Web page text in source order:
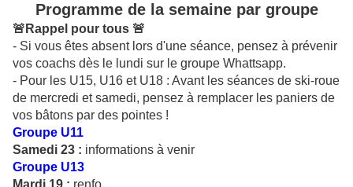
Programme de la semaine par groupe
🚨Rappel pour tous 🚨
- Si vous êtes absent lors d'une séance, pensez à prévenir
vos coachs dès le lundi sur le groupe Whattsapp.
- Pour les U15, U16 et U18 : Avant les séances de ski-roue
de mercredi et samedi, pensez à remplacer les paniers de
vos bâtons par des pointes !
Groupe U11
Samedi 23 : informations à venir
Groupe U13